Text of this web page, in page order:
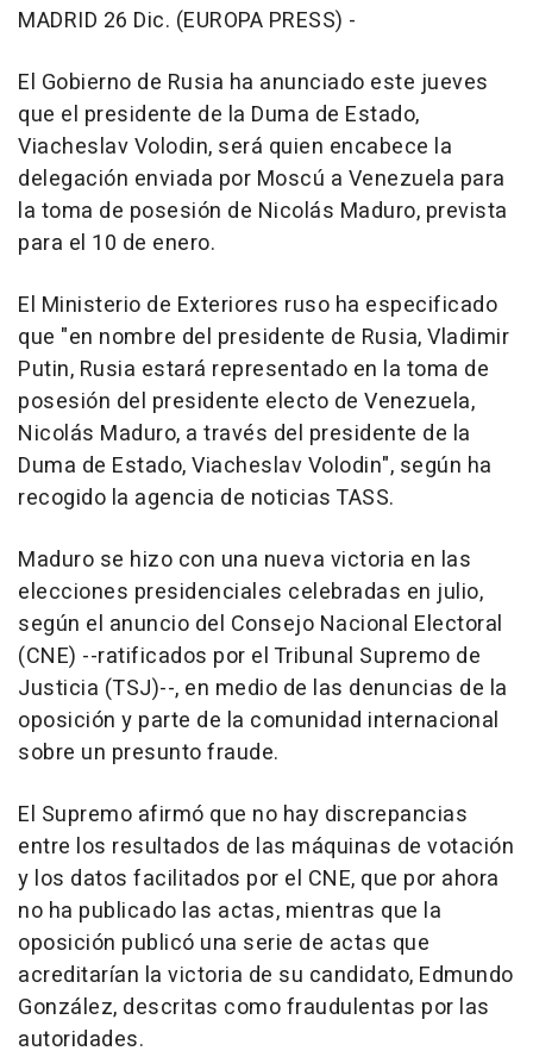
MADRID 26 Dic. (EUROPA PRESS) -
El Gobierno de Rusia ha anunciado este jueves
que el presidente de la Duma de Estado,
Viacheslav Volodin, será quien encabece la
delegación enviada por Moscú a Venezuela para
la toma de posesión de Nicolás Maduro, prevista
para el 10 de enero.
El Ministerio de Exteriores ruso ha especificado
que "en nombre del presidente de Rusia, Vladimir
Putin, Rusia estará representado en la toma de
posesión del presidente electo de Venezuela,
Nicolás Maduro, a través del presidente de la
Duma de Estado, Viacheslav Volodin", según ha
recogido la agencia de noticias TASS.
Maduro se hizo con una nueva victoria en las
elecciones presidenciales celebradas en julio,
según el anuncio del Consejo Nacional Electoral
(CNE) --ratificados por el Tribunal Supremo de
Justicia (TSJ)--, en medio de las denuncias de la
oposición y parte de la comunidad internacional
sobre un presunto fraude.
El Supremo afirmó que no hay discrepancias
entre los resultados de las máquinas de votación
y los datos facilitados por el CNE, que por ahora
no ha publicado las actas, mientras que la
oposición publicó una serie de actas que
acreditarían la victoria de su candidato, Edmundo
González, descritas como fraudulentas por las
autoridades.